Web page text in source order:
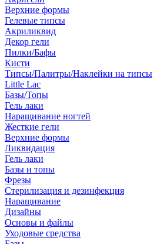
Верхние формы
Гелевые типсы
Акриликвид
Декор гели
Пилки/Бафы
Кисти
Типсы/Палитры/Наклейки на типсы
Little Lac
Базы/Топы
Гель лаки
Наращивание ногтей
Жесткие гели
Верхние формы
Ликвидация
Гель лаки
Базы и топы
Фрезы
Стерилизация и дезинфекция
Наращивание
Дизайны
Основы и файлы
Уходовые средства